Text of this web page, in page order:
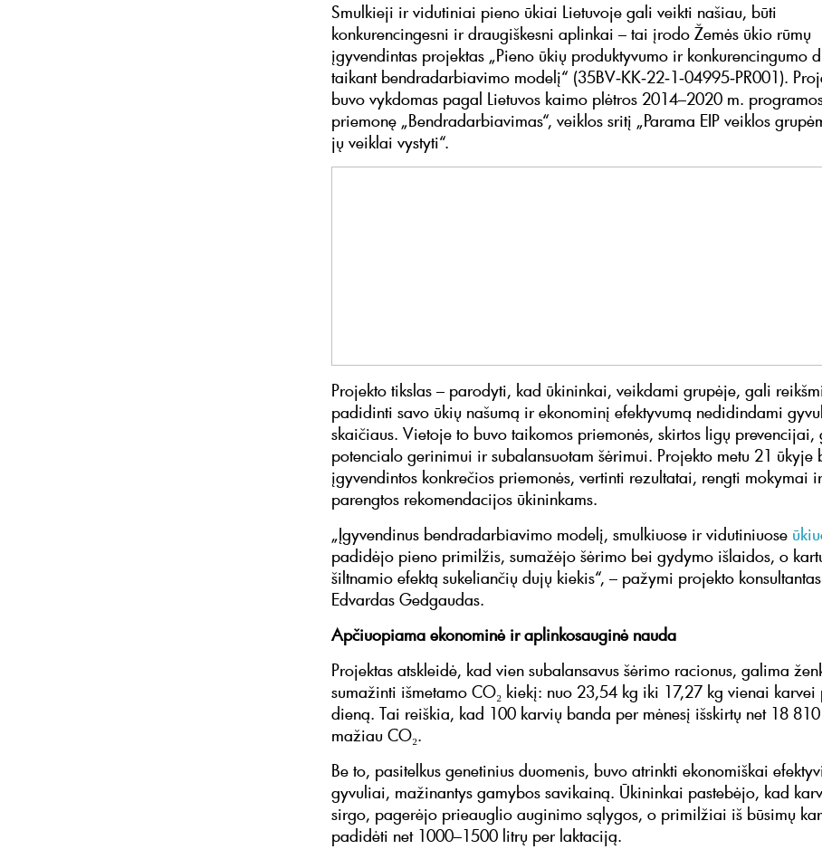
Smulkieji ir vidutiniai pieno ūkiai Lietuvoje gali veikti našiau, būti
konkurencingesni ir draugiškesni aplinkai – tai įrodo Žemės ūkio rūmų
įgyvendintas projektas „Pieno ūkių produktyvumo ir konkurencingumo
taikant bendradarbiavimo modelį“ (35BV‑KK‑22‑1‑04995‑PR001).
buvo vykdomas pagal Lietuvos kaimo plėtros 2014–2020 m.
priemonę „Bendradarbiavimas“, veiklos sritį „Parama EIP veiklos
jų veiklai vystyti“.
Projekto tikslas – parodyti, kad ūkininkai, veikdami grupėje, gali
padidinti savo ūkių našumą ir ekonominį efektyvumą nedidindami
skaičiaus. Vietoje to buvo taikomos priemonės, skirtos ligų prevencijai,
potencialo gerinimui ir subalansuotam šėrimui. Projekto metu 21 ūkyje
įgyvendintos konkrečios priemonės, vertinti rezultatai, rengti mokymai ir
parengtos rekomendacijos ūkininkams.
„Įgyvendinus bendradarbiavimo modelį, smulkiuose ir vidutiniuose
padidėjo pieno primilžis, sumažėjo šėrimo bei gydymo išlaidos, o
šiltnamio efektą sukeliančių dujų kiekis“, – pažymi projekto
Edvardas Gedgaudas.
Apčiuopiama ekonominė ir aplinkosauginė nauda
Projektas atskleidė, kad vien subalansavus šėrimo racionus, galima
sumažinti išmetamo CO₂ kiekį: nuo 23,54 kg iki 17,27 kg vienai karvei
dieną. Tai reiškia, kad 100 karvių banda per mėnesį išskirtų net 18
mažiau CO₂.
Be to, pasitelkus genetinius duomenis, buvo atrinkti ekonomiškai
gyvuliai, mažinantys gamybos savikainą. Ūkininkai pastebėjo, kad
sirgo, pagerėjo prieauglio auginimo sąlygos, o primilžiai iš būsimų
padidėti net 1000–1500 litrų per laktaciją.